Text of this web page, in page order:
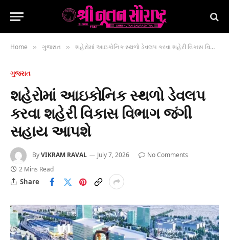
Home » ગુજરાત » શહેરોમાં આઇકોનિક સ્થળો ડેવલપ કરવા શહેરી વિકાસ વિભાગ જંગી સહાય આપશે
ગુજરાત
શહેરોમાં આઇકોનિક સ્થળો ડેવલપ
કરવા શહેરી વિકાસ વિભાગ જંગી
સહાય આપશે
ByVIKRAM RAVAL July 7, 2026
No Comments
2 Mins Read
Share